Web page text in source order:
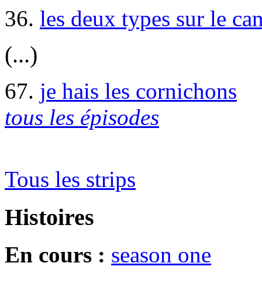
36. les deux types sur le
(...)
67. je hais les cornichons
tous les épisodes
Tous les strips
Histoires
En cours : season one